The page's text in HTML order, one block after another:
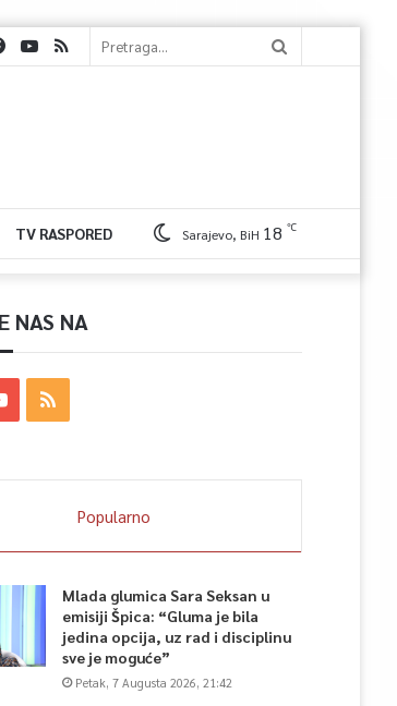
TV RASPORED Sarajevo, BiH 18 ℃
NAS NA
Popularno
Mlada glumica Sara Seksan u
emisiji Špica: “Gluma je bila
jedina opcija, uz rad i disciplinu
sve je moguće”
Petak, 7 Augusta 2026, 21:42